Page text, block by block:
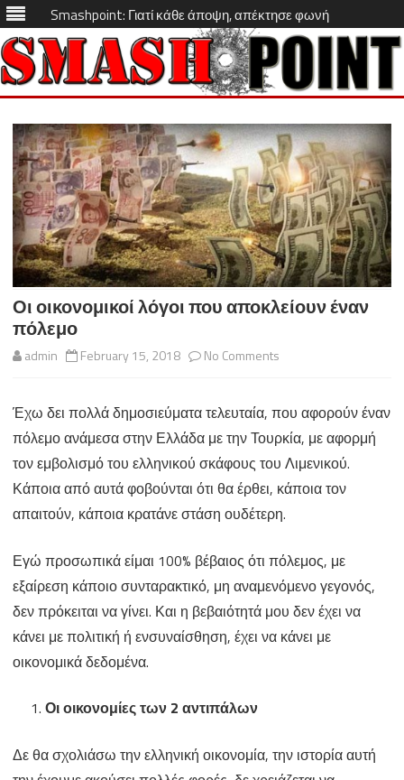
Smashpoint: Γιατί κάθε άποψη, απέκτησε φωνή
Skip
content
Οι οικονομικοί λόγοι που αποκλείουν έναν
πόλεμο
admin February 15, 2018 No Comments
οικονομικοί
λόγοι
που
αποκλείουν
πόλεμο
Έχω δει πολλά δημοσιεύματα τελευταία, που αφορούν έναν
πόλεμο ανάμεσα στην Ελλάδα με την Τουρκία, με αφορμή
τον εμβολισμό του ελληνικού σκάφους του Λιμενικού.
Κάποια από αυτά φοβούνται ότι θα έρθει, κάποια τον
απαιτούν, κάποια κρατάνε στάση ουδέτερη.
Εγώ προσωπικά είμαι 100% βέβαιος ότι πόλεμος, με
εξαίρεση κάποιο συνταρακτικό, μη αναμενόμενο γεγονός,
δεν πρόκειται να γίνει. Και η βεβαιότητά μου δεν έχει να
κάνει με πολιτική ή ενσυναίσθηση, έχει να κάνει με
οικονομικά δεδομένα.
Οι οικονομίες των 2 αντιπάλων
Δε θα σχολιάσω την ελληνική οικονομία, την ιστορία αυτή